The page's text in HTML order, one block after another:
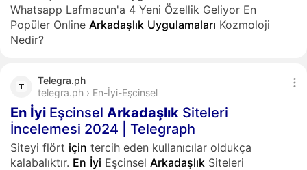
Whatsapp Lafmacun'a 4 Yeni Özellik Geliyor En
Popüler Online Arkadaşlık Uygulamaları Kozmoloji
Nedir?
Telegra.ph
telegra.ph › En-İyi-Eşcinsel
En İyi Eşcinsel Arkadaşlık Siteleri
İncelemesi 2024 | Telegraph
Siteyi flört için tercih eden kullanıcılar oldukça
kalabalıktır. En İyi Eşcinsel Arkadaşlık Siteleri